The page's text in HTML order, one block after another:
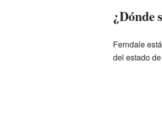
¿Dónde
Ferndale
del estado